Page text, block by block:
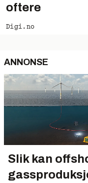
oftere
Digi.no
ANNONSE
Slik kan